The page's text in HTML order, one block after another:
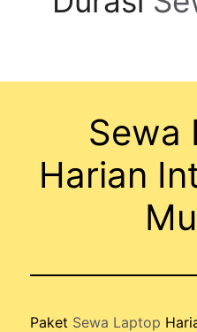
Sewa
Harian
Paket Sewa Laptop